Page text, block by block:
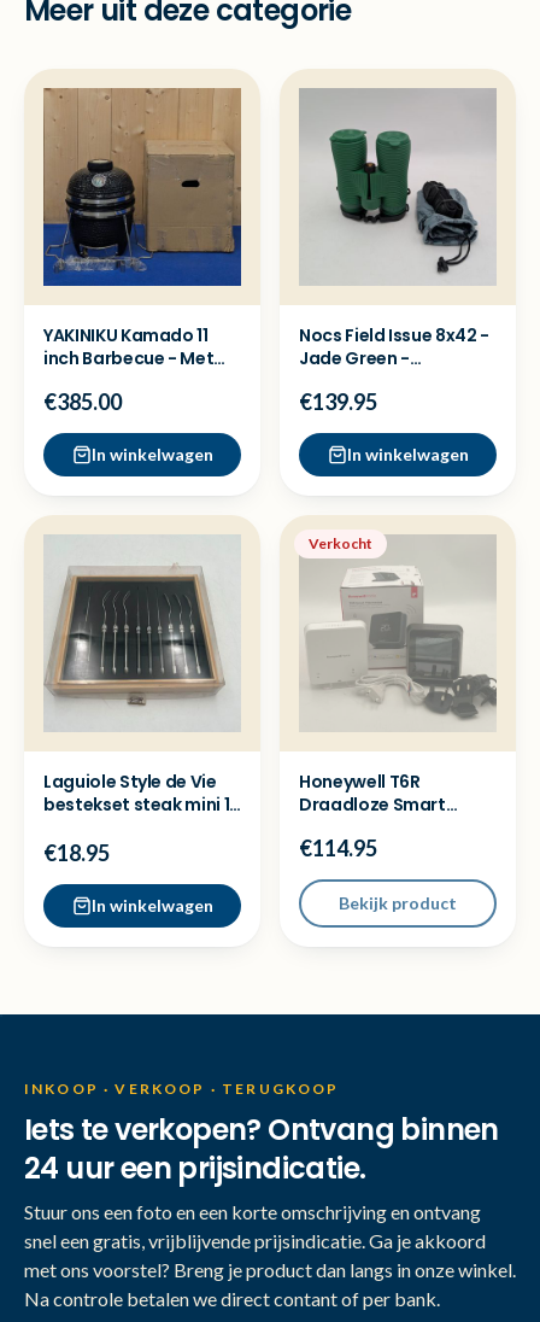
Meer uit deze categorie
YAKINIKU Kamado 11
inch Barbecue - Met
€385.00
In winkelwagen
Nocs Field Issue 8x42 -
Jade Green -
€139.95
In winkelwagen
Laguiole Style de Vie
bestekset steak mini 12
€18.95
In winkelwagen
Verkocht
Honeywell T6R
Draadloze Smart
App - Nieuw
€114.95
Bekijk product
INKOOP · VERKOOP · TERUGKOOP
Iets te verkopen? Ontvang binnen
24 uur een prijsindicatie.
Stuur ons een foto en een korte omschrijving en ontvang
snel een gratis, vrijblijvende prijsindicatie. Ga je akkoord
met ons voorstel? Breng je product dan langs in onze winkel.
Na controle betalen we direct contant of per bank.